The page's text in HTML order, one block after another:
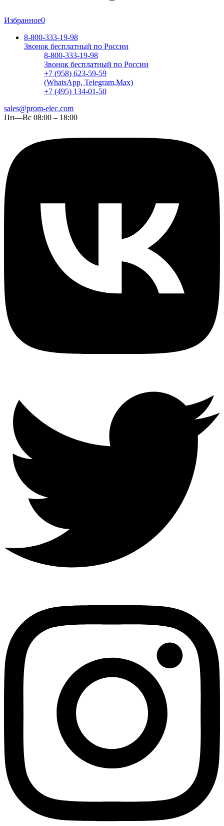
Избранное0
8-800-333-19-98
Звонок бесплатный по России
8-800-333-19-98
Звонок бесплатный по России
+7 (958) 623-59-59
(WhatsApp, Telegram,Max)
+7 (495) 134-01-50
sales@prom-elec.com
Пн—Вс 08:00 – 18:00